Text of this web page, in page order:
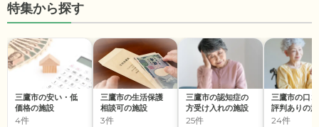
特集から探す
三鷹市の安い・低
価格の施設
4件
三鷹市の生活保護
相談可の施設
3件
三鷹市の認知症の
方受け入れの施設
25件
三鷹市の口
評判ありの
24件